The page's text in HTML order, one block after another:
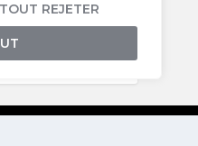
TOUT REJETER
engagés / Start